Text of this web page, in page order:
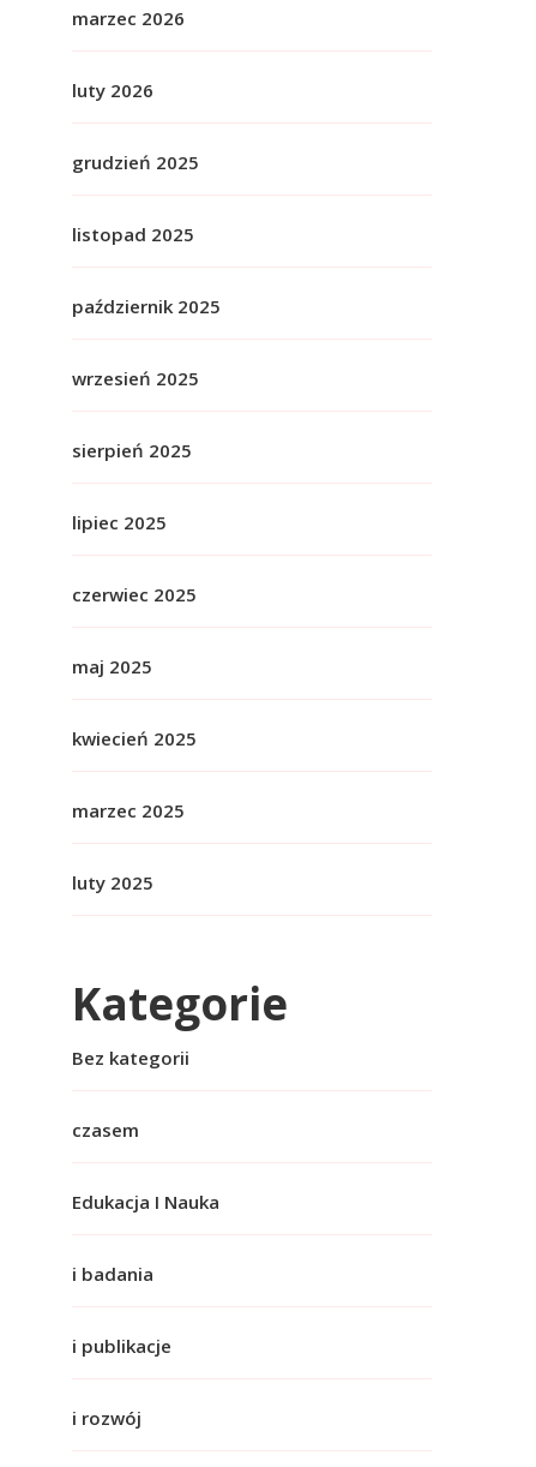
marzec 2026
luty 2026
grudzień 2025
listopad 2025
październik 2025
wrzesień 2025
sierpień 2025
lipiec 2025
czerwiec 2025
maj 2025
kwiecień 2025
marzec 2025
luty 2025
Kategorie
Bez kategorii
czasem
Edukacja I Nauka
i badania
i publikacje
i rozwój